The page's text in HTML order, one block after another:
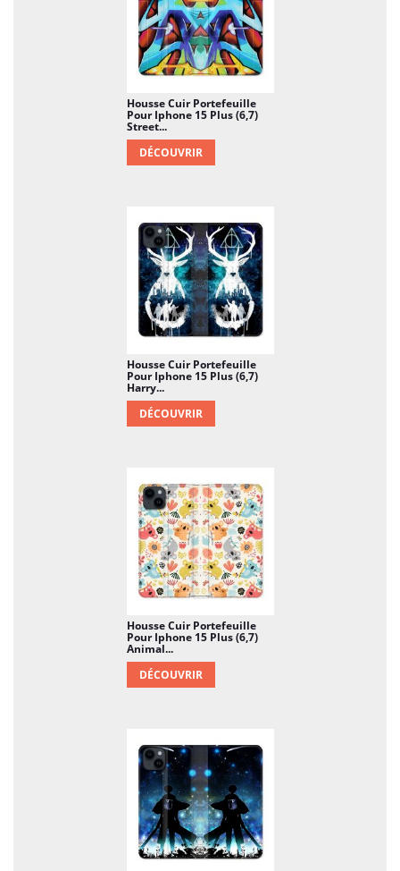
clairement plus sympa que d'être obligé de se
racheter un mobile.
Housse Cuir Portefeuille
Pour Iphone 15 Plus (6,7)
Street...
DÉCOUVRIR
Housse Cuir Portefeuille
Pour Iphone 15 Plus (6,7)
Harry...
DÉCOUVRIR
Housse Cuir Portefeuille
Pour Iphone 15 Plus (6,7)
Animal...
DÉCOUVRIR